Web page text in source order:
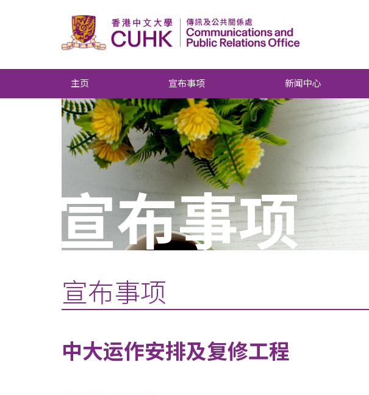
主页 宣布事项 新闻中心
宣布事项
宣布事项
中大运作安排及复修工程